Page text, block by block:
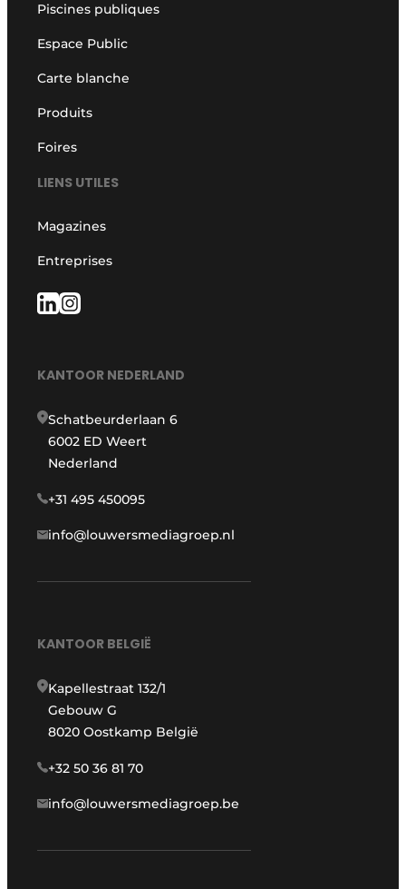
Piscines publiques
Espace Public
Carte blanche
Produits
Foires
LIENS UTILES
Magazines
Entreprises
KANTOOR NEDERLAND
Schatbeurderlaan 6
6002 ED Weert
Nederland
+31 495 450095
info@louwersmediagroep.nl
KANTOOR BELGIË
Kapellestraat 132/1
Gebouw G
8020 Oostkamp België
+32 50 36 81 70
info@louwersmediagroep.be